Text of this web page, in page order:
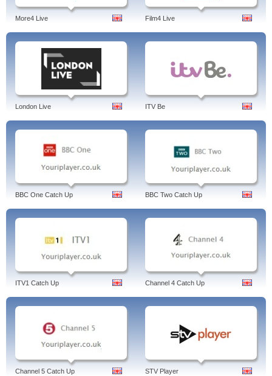
More4 Live Film4 Live
London Live ITV Be
BBC One Catch Up BBC Two Catch Up
ITV1 Catch Up Channel 4 Catch Up
Channel 5 Catch Up STV Player